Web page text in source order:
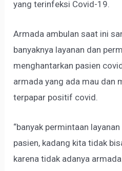
yang terinfeksi Covid-19.
Armada ambulan saat ini
banyaknya layanan dan
menghantarkan pasien
armada yang ada mau dan
terpapar positif covid.
“banyak permintaan
pasien, kadang kita tidak
karena tidak adanya